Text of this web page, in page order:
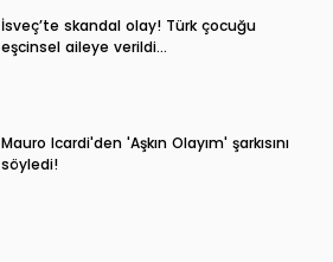
İsveç’te skandal olay! Türk çocuğu
eşcinsel aileye verildi…
Mauro Icardi'den 'Aşkın Olayım' şarkısını
söyledi!